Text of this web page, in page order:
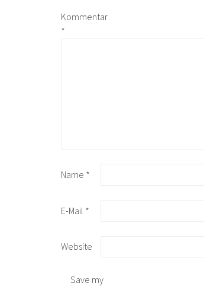
Kommentar
*
Name *
E-Mail *
Website
Save my